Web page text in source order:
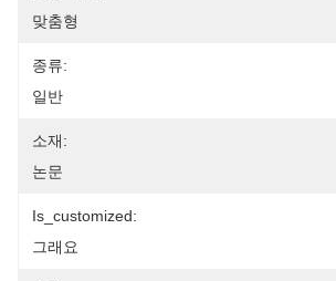
맞춤형
종류:
일반
소재:
논문
Is_customized:
그래요